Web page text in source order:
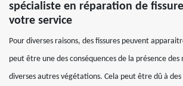
spécialiste en réparation de
votre service
Pour diverses raisons, des fissures peuvent
peut être une des conséquences de la présence des
diverses autres végétations. Cela peut être dû à